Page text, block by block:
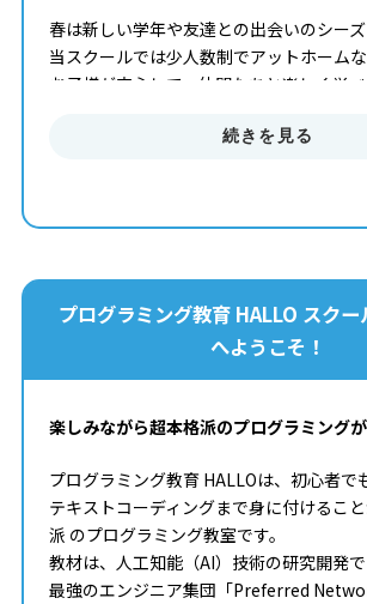
春は新しい学年や友達との出会いのシーズ
当スクールでは少人数制でアットホーム
お子様が安心して、仲間たちと楽しく学べ
新年度からの習い事として、プログラミ
今後のプログラミングの重要性やお子様
どんなことでもご相談ください。
続きを見る
プログラミング教育 HALLO スク
へようこそ！
楽しみながら超本格派のプログラミング
プログラミング教育 HALLOは、初心者で
テキストコーディングまで身に付けるこ
派 のプログラミング教室です。
教材は、人工知能（AI）技術の研究開発
最強のエンジニア集団「Preferred